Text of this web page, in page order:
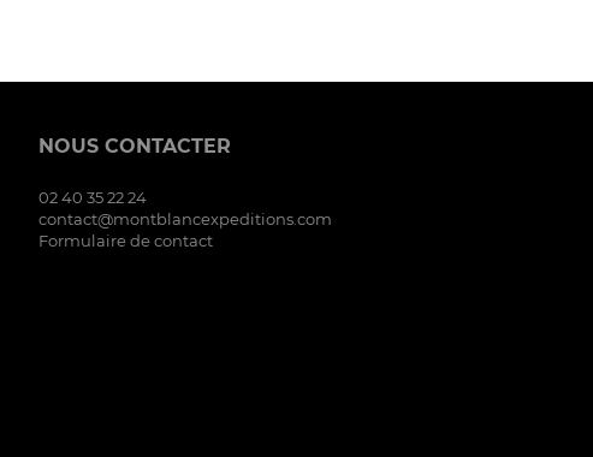
NOUS CONTACTER
02 40 35 22 24
contact@montblancexpeditions.com
Formulaire de contact